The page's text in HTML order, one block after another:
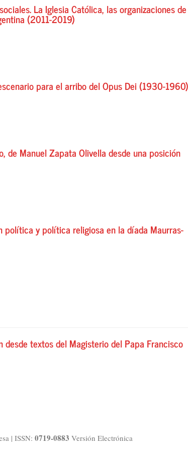
La Iglesia Católica, las organizaciones
(2011-2019)
para el arribo del Opus Dei (1930-1960)
de Manuel Zapata Olivella desde una posición
y política religiosa en la díada Maurras-
desde textos del Magisterio del Papa Francisco
| ISSN: 0719-0883 Versión Electrónica